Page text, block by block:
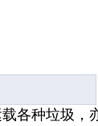
各种垃圾，